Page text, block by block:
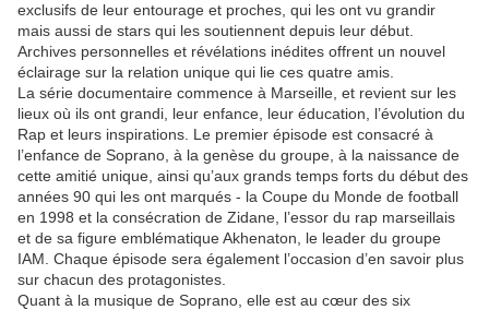
exclusifs de leur entourage et proches, qui les ont vu grandir
mais aussi de stars qui les soutiennent depuis leur début.
Archives personnelles et révélations inédites offrent un nouvel
éclairage sur la relation unique qui lie ces quatre amis.
La série documentaire commence à Marseille, et revient sur les
lieux où ils ont grandi, leur enfance, leur éducation, l’évolution du
Rap et leurs inspirations. Le premier épisode est consacré à
l’enfance de Soprano, à la genèse du groupe, à la naissance de
cette amitié unique, ainsi qu’aux grands temps forts du début des
années 90 qui les ont marqués - la Coupe du Monde de football
en 1998 et la consécration de Zidane, l’essor du rap marseillais
et de sa figure emblématique Akhenaton, le leader du groupe
IAM. Chaque épisode sera également l’occasion d’en savoir plus
sur chacun des protagonistes.
Quant à la musique de Soprano, elle est au cœur des six